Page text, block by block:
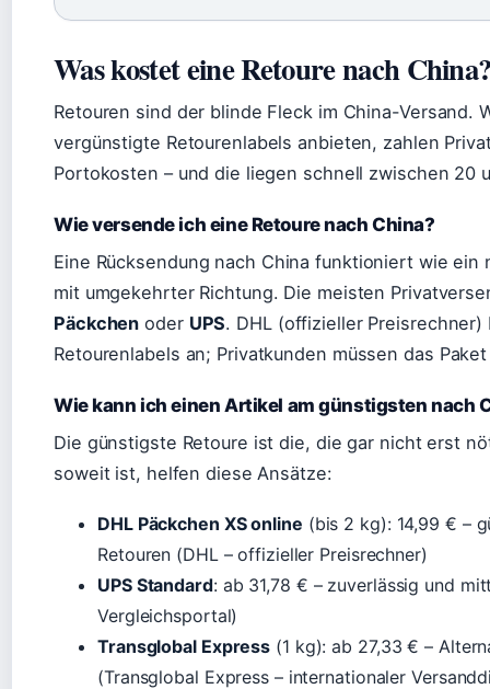
Was kostet eine Retoure nach
Retouren sind der blinde Fleck im China-Versand.
vergünstigte Retourenlabels anbieten, zahlen
Portokosten – und die liegen schnell zwischen 20
Wie versende ich eine Retoure nach China?
Eine Rücksendung nach China funktioniert wie ein
mit umgekehrter Richtung. Die meisten
Päckchen oder UPS. DHL (offizieller
Retourenlabels an; Privatkunden müssen das
Wie kann ich einen Artikel am günstigsten nach
Die günstigste Retoure ist die, die gar nicht erst
soweit ist, helfen diese Ansätze:
DHL Päckchen XS online (bis 2 kg): 14,99 € –
Retouren (DHL – offizieller Preisrechner)
UPS Standard: ab 31,78 € – zuverlässig und
Vergleichsportal)
Transglobal Express (1 kg): ab 27,33 € –
(Transglobal Express – internationaler